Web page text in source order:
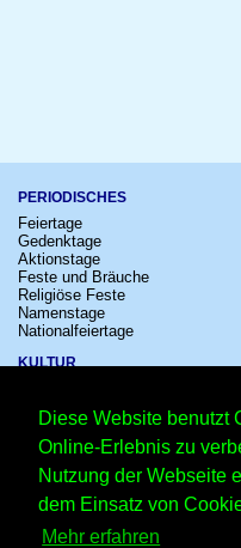
Diese Website benutzt
Online-Erlebnis zu
Nutzung der Webseite
dem Einsatz von
Mehr erfahren
PERIODISCHES
Feiertage
Gedenktage
Aktionstage
Feste und Bräuche
Religiöse Feste
Namenstage
Nationalfeiertage
KULTUR
Festivals
Großevents
Fußball
Comedy
Shows